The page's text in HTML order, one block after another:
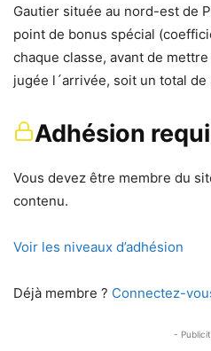
Gautier située au nord-est de
point de bonus spécial
chaque classe, avant de
jugée l´arrivée, soit un total de
Adhésion
Vous devez être membre du
contenu.
Voir les niveaux d’adhésion
Déjà membre ? Connectez-
-